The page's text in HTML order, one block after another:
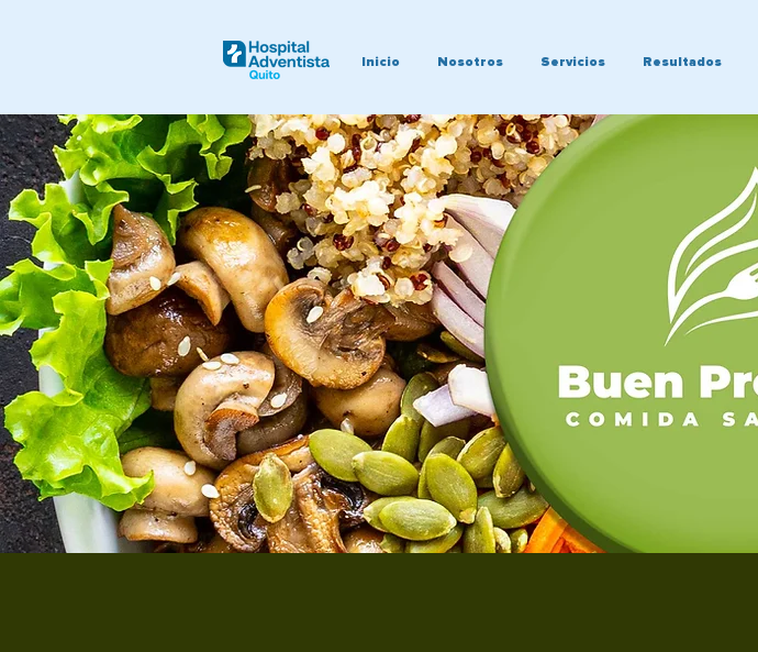
Inicio Nosotros Servicios Resultados